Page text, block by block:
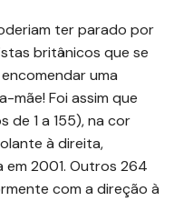
ter parado por
britânicos que se
uma
mãe! Foi assim que
de 1 a 155), na cor
à direita,
em 2001. Outros 264
com a direção à